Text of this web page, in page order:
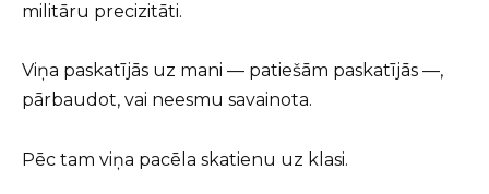
militāru precizitāti.
Viņa paskatījās uz mani — patiešām paskatījās —,
pārbaudot, vai neesmu savainota.
Pēc tam viņa pacēla skatienu uz klasi.